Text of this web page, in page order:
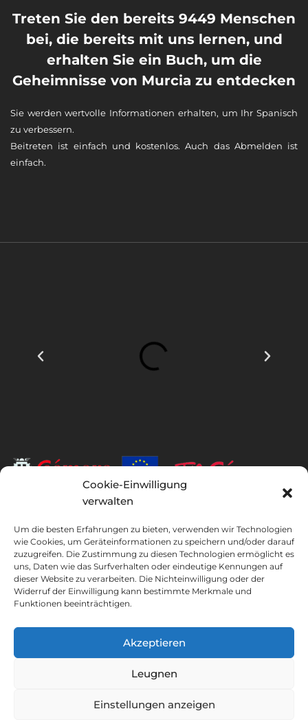
Cookie-Einwilligung
verwalten
Um die besten Erfahrungen zu bieten, verwenden wir Technologien
wie Cookies, um Geräteinformationen zu speichern und/oder darauf
zuzugreifen. Die Zustimmung zu diesen Technologien ermöglicht es
uns, Daten wie das Surfverhalten oder eindeutige Kennungen auf
dieser Website zu verarbeiten. Die Nichteinwilligung oder der
Widerruf der Einwilligung kann bestimmte Merkmale und
Funktionen beeinträchtigen.
Akzeptieren
Leugnen
Einstellungen anzeigen
Treten Sie den bereits 9449 Menschen
bei, die bereits mit uns lernen, und
erhalten Sie ein Buch, um die
Geheimnisse von Murcia zu entdecken
Sie werden wertvolle Informationen erhalten, um Ihr Spanisch
zu verbessern.
Beitreten ist einfach und kostenlos. Auch das Abmelden ist
einfach.
Begünstigte des Europäischen Fonds für regionale Entwicklung,
dessen Ziel es ist, die Nutzung und Qualität von Informations- und
Kommunikationstechnologien und deren Zugänglichkeit zu
entwickeln, und dank dessen es die folgenden Lösungen
implementiert hat: Online-Präsenz durch seine Webseite. Die
vorliegende Maßnahme fand im Jahr 2020 statt. Zu diesem Zweck
wurde sie vom TIC Cámaras-Programm von Cámara aus Murcia
Buchungsbedingungen
Cookie-Richtlinie